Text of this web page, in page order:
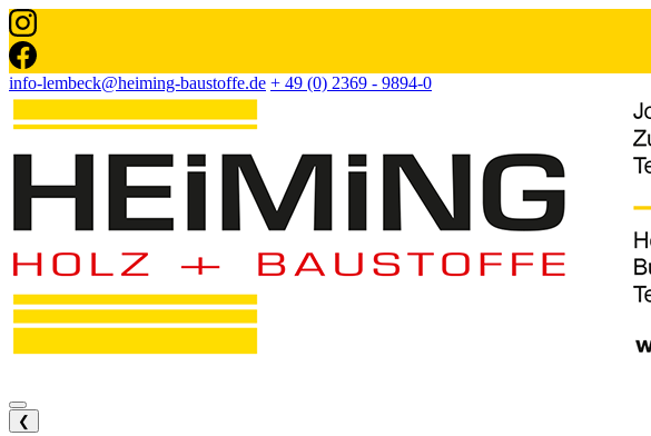
info-lembeck@heiming-baustoffe.de + 49 (0) 2369 - 9894-0
❮